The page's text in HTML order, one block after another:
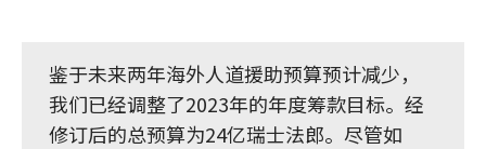
鉴于未来两年海外人道援助预算预计减少，
我们已经调整了2023年的年度筹款目标。经
修订后的总预算为24亿瑞士法郎。尽管如